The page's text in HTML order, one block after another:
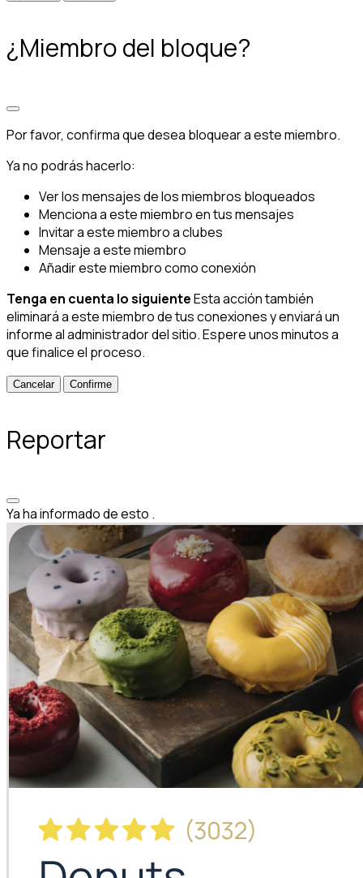
¿Miembro del bloque?
Por favor, confirma que desea bloquear a este miembro.
Ya no podrás hacerlo:
Ver los mensajes de los miembros bloqueados
Menciona a este miembro en tus mensajes
Invitar a este miembro a clubes
Mensaje a este miembro
Añadir este miembro como conexión
Tenga en cuenta lo siguienteEsta acción también
eliminará a este miembro de tus conexiones y enviará un
informe al administrador del sitio. Espere unos minutos a
que finalice el proceso.
Confirme
Reportar
Ya ha informado de esto .